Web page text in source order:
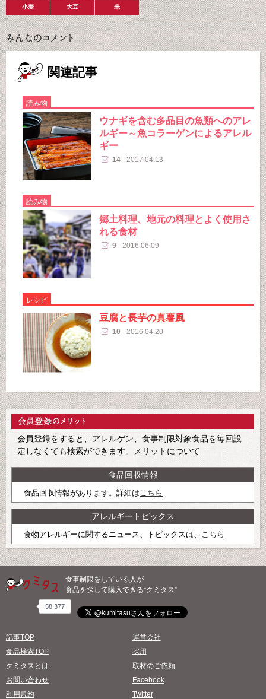
小麦 大豆 米
関連記事
読み物
ウナギを含む多品目の魚類へのアレ
ルギー～魚コラーゲンによるアレル
ギー
14 2017.04.13
読み物
郷土料理、地元の料理とよく使用さ
れる食材
9 2016.06.09
レシピ
豆腐と長芋の真薯風
10 2016.04.20
会員登録をすると、アレルゲン、食事制限対象食品を毎回設
定しなくても検索ができます。
メリット について
食品回収情報
食品回収情報があります。詳細はこちら
アレルギートピックス
食物アレルギーに関するニュース、トピックスは、 こちら
食事制限をしている人が
食品を探して購入できる“クミタス”
58,377
記事TOP
食品検索TOP
クミタスとは
お問い合わせ
利用規約
運営会社
採用
取材のご依頼
Facebook
Twitter